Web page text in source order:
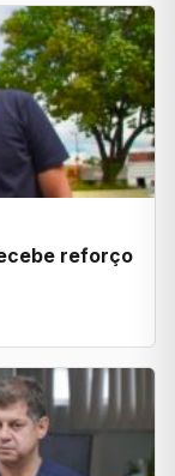
reforço